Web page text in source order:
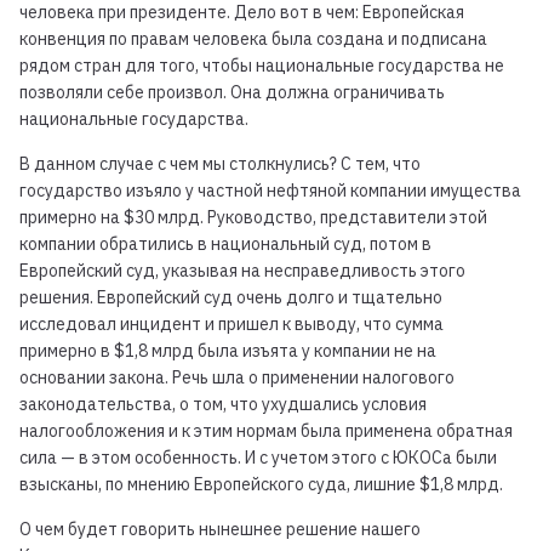
человека при президенте. Дело вот в чем: Европейская
конвенция по правам человека была создана и подписана
рядом стран для того, чтобы национальные государства не
позволяли себе произвол. Она должна ограничивать
национальные государства.
В данном случае с чем мы столкнулись? С тем, что
государство изъяло у частной нефтяной компании имущества
примерно на $30 млрд. Руководство, представители этой
компании обратились в национальный суд, потом в
Европейский суд, указывая на несправедливость этого
решения. Европейский суд очень долго и тщательно
исследовал инцидент и пришел к выводу, что сумма
примерно в $1,8 млрд была изъята у компании не на
основании закона. Речь шла о применении налогового
законодательства, о том, что ухудшались условия
налогообложения и к этим нормам была применена обратная
сила — в этом особенность. И с учетом этого с ЮКОСа были
взысканы, по мнению Европейского суда, лишние $1,8 млрд.
О чем будет говорить нынешнее решение нашего